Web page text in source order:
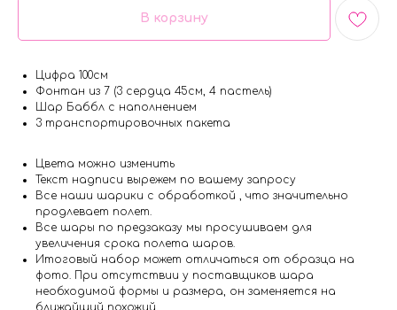
В корзину
Цифра 100см
Фонтан из 7 (3 сердца 45см, 4 пастель)
Шар Баббл с наполнением
3 транспортировочных пакета
Цвета можно изменить
Текст надписи вырежем по вашему запросу
Все наши шарики с обработкой , что значительно
продлевает полет.
Все шары по предзаказу мы просушиваем для
увеличения срока полета шаров.
Итоговый набор может отличаться от образца на
фото. При отсутствии у поставщиков шара
необходимой формы и размера, он заменяется на
ближайший похожий.